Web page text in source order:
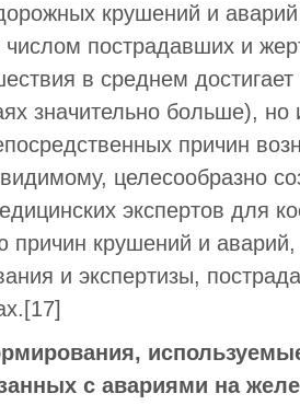
крушений и
пострадавших и
в среднем
значительно больше),
причин
целесообразно
экспертов для
причин крушений и аварий,
и экспертизы,
с авариями на